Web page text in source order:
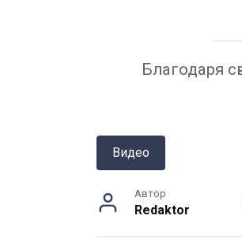
Благодаря
Видео
Автор
Redaktor